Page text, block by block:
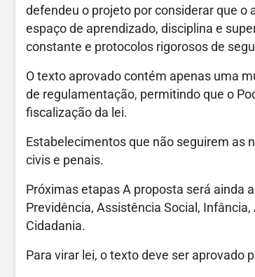
defendeu o projeto por considerar que o
espaço de aprendizado, disciplina e
constante e protocolos rigorosos de
O texto aprovado contém apenas uma
de regulamentação, permitindo que o
fiscalização da lei.
Estabelecimentos que não seguirem as
civis e penais.
Próximas etapas A proposta será ainda
Previdência, Assistência Social,
Cidadania.
Para virar lei, o texto deve ser aprovado